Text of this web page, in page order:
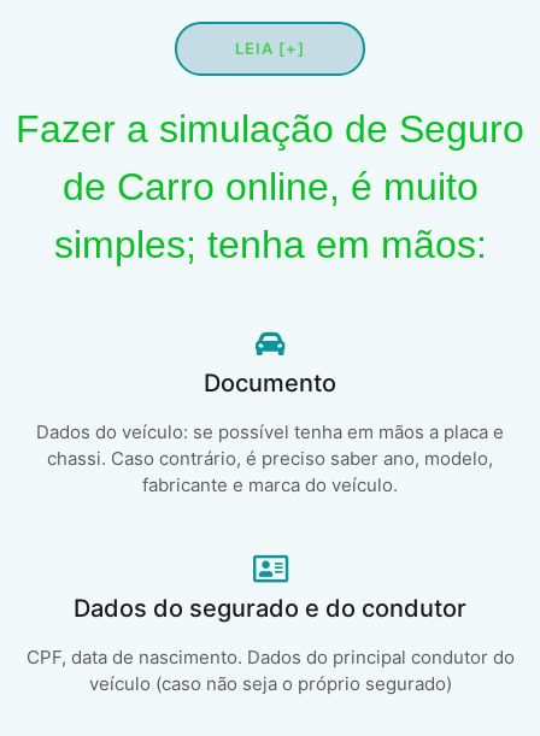
LEIA [+]
Fazer a simulação de Seguro
de Carro online, é muito
simples; tenha em mãos:
Documento
Dados do veículo: se possível tenha em mãos a placa e
chassi. Caso contrário, é preciso saber ano, modelo,
fabricante e marca do veículo.
Dados do segurado e do condutor
CPF, data de nascimento. Dados do principal condutor do
veículo (caso não seja o próprio segurado)